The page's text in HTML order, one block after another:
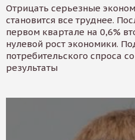
Отрицать серьезные
становится все труднее.
первом квартале на 0,6%
нулевой рост экономики.
потребительского спроса
результаты